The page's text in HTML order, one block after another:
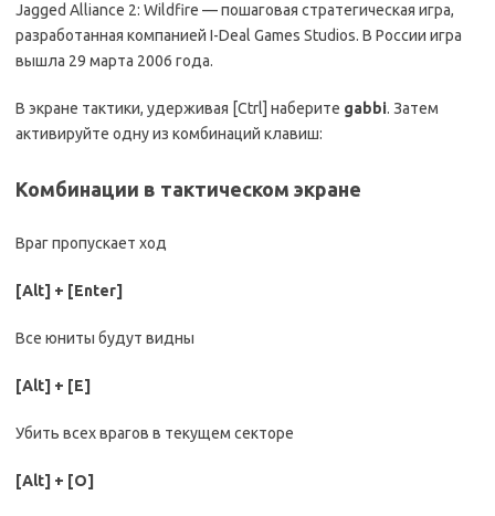
Jagged Alliance 2: Wildfire — пошаговая стратегическая игра,
разработанная компанией I-Deal Games Studios. В России игра
вышла 29 марта 2006 года.
В экране тактики, удерживая [Ctrl] наберите gabbi. Затем
активируйте одну из комбинаций клавиш:
Комбинации в тактическом экране
Враг пропускает ход
[Alt] + [Enter]
Все юниты будут видны
[Alt] + [E]
Убить всех врагов в текущем секторе
[Alt] + [O]